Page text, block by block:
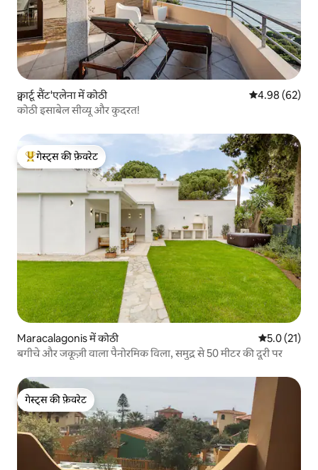
क्वार्टू सैंट'एलेना में कोठी औसत रेटिंग 5 में
4.98 (62)
कोठी इसाबेल सीव्यू और कुदरत!
गेस्ट्स का टॉप फ़ेवरेट
गेस्ट्स की फ़ेवरेट
Maracalagonis में कोठी औसत रेटिंग 5
5.0 (21)
बगीचे और जकूज़ी वाला पैनोरमिक विला, समुद्र से 50 मीटर की दूरी पर
गेस्ट्स की फ़ेवरेट
गेस्ट्स की फ़ेवरेट